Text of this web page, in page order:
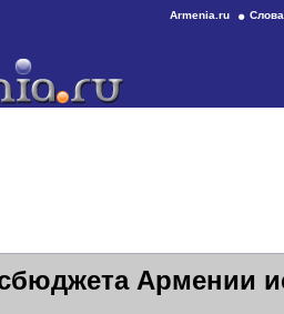
Armenia.ru
Армении